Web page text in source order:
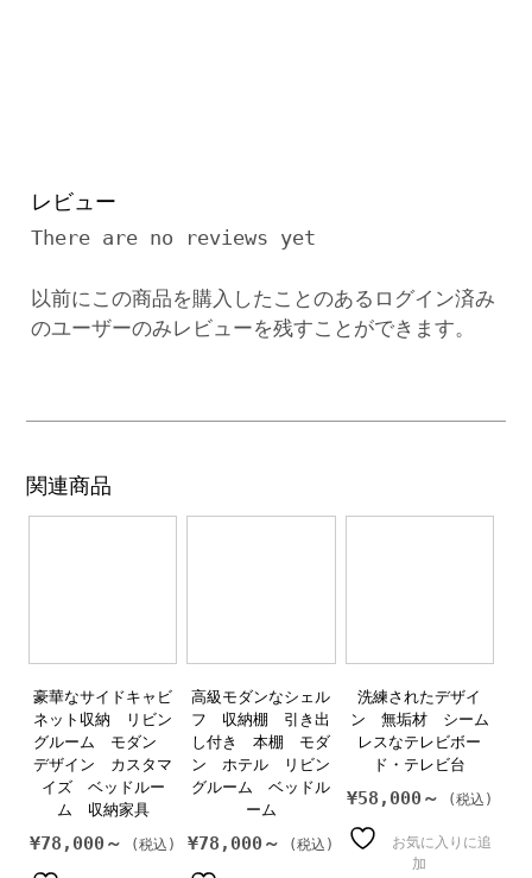
レビュー
There are no reviews yet
以前にこの商品を購入したことのあるログイン済み
のユーザーのみレビューを残すことができます。
関連商品
豪華なサイドキャビ
ネット収納 リビン
グルーム モダン
デザイン カスタマ
イズ ベッドルー
ム 収納家具
¥78,000～
高級モダンなシェル
フ 収納棚 引き出
し付き 本棚 モダ
ン ホテル リビン
グルーム ベッドル
ーム
¥78,000～
洗練されたデザイ
ン 無垢材 シーム
レスなテレビボー
ド・テレビ台
¥58,000～
お気に入りに追
加